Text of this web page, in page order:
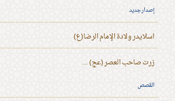
إصدار جديد
اسلايدر ولادة الإمام الرضا(ع)
زرت صاحب العصر (عج) ...
القصص